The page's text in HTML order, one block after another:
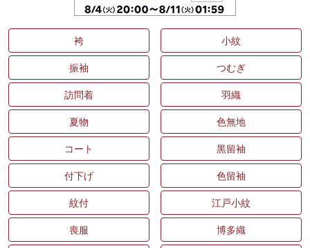
袴 小紋
振袖 つむぎ
訪問着 羽織
夏物 色無地
コート 黒留袖
付下げ 色留袖
紋付 江戸小紋
喪服 博多織